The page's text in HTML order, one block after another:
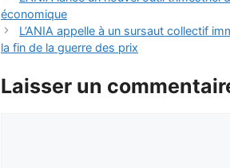
économique
L’ANIA appelle à un sursaut collectif
la fin de la guerre des prix
Laisser un